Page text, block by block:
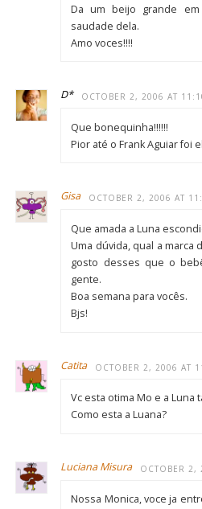
Da um beijo grande
saudade dela.
Amo voces!!!!
D* OCTOBER 2, 2006 AT
Que bonequinha!!!!!!
Pior até o Frank Aguiar foi
Gisa OCTOBER 2, 2006 AT
Que amada a Luna
Uma dúvida, qual a marca
gosto desses que o
gente.
Boa semana para vocês.
Bjs!
Catita OCTOBER 2, 2006 AT
Vc esta otima Mo e a Luna
Como esta a Luana?
Luciana Misura OCTOBER 2,
Nossa Monica, voce ja